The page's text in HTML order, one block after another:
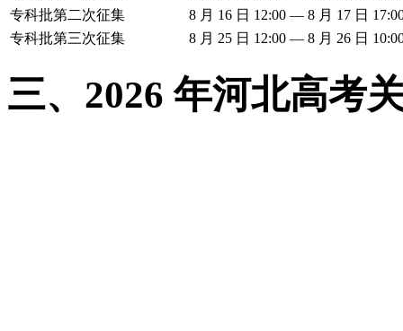
专科批第二次征集
8 月 16 日 12:00 — 8 月 17 日
专科批第三次征集
8 月 25 日 12:00 — 8 月 26 日
三、2026 年河北高考